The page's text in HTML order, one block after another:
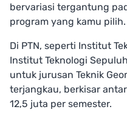
bervariasi tergantung
program yang kamu pilih.
Di PTN, seperti Institut
Institut Teknologi
untuk jurusan Teknik
terjangkau, berkisar
12,5 juta per semester.